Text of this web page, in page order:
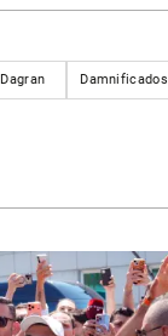
Dagran Damnificados